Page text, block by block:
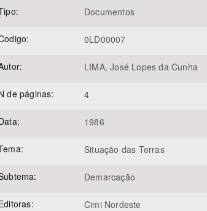
Documentos
0LD00007
LIMA, José Lopes da Cunha
de páginas: 4
1986
Situação das Terras
Demarcação
Cimi Nordeste